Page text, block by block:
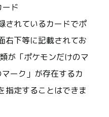
ード
されているカードでポ
右下等に記載されてお
が「ポケモンだけのマ
ーク」が存在するカ
指定することはできま